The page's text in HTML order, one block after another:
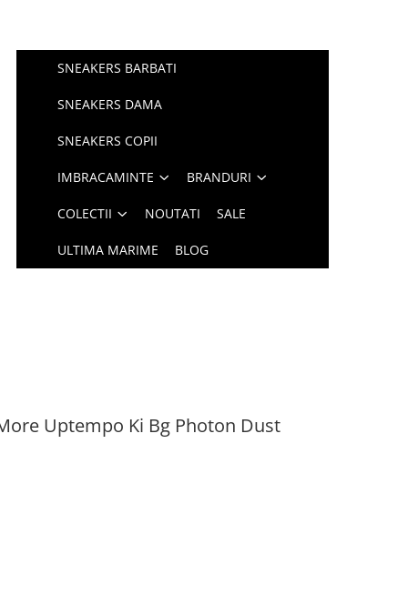
SNEAKERS BARBATI
SNEAKERS DAMA
SNEAKERS COPII
IMBRACAMINTE BRANDURI
COLECTII NOUTATI SALE
ULTIMA MARIME BLOG
Uptempo Ki Bg Photon Dust